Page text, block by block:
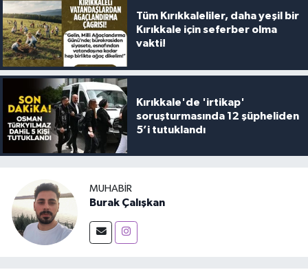
Tüm Kırıkkaleliler, daha yeşil bir
Kırıkkale için seferber olma
vakti!
Kırıkkale'de 'irtikap'
soruşturmasında 12 şüpheliden
5’i tutuklandı
MUHABIR
Burak Çalışkan